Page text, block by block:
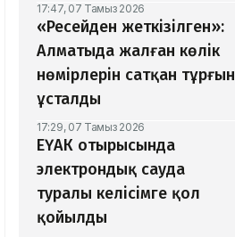
17:47, 07 Тамыз 2026
«Ресейден жеткізілген»:
Алматыда жалған көлік
нөмірлерін сатқан тұрғын
ұсталды
17:29, 07 Тамыз 2026
ЕҮАК отырысында
электрондық сауда
туралы келісімге қол
қойылды